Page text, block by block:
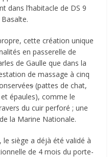
dans l’habitacle de DS 9
cette création unique
en passerelle de
de Gaulle que dans la
de massage à cinq
s(pattes de chat,
épaules), comme le
du cuir perforé ; une
la Marine Nationale.
le siège a déjà été validé à
de 4 mois du porte-